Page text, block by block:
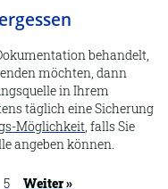
behandelt,
möchten, dann
in Ihrem
täglich eine Sicherung
Möglichkeit, falls Sie
angeben können.
5 Weiter »